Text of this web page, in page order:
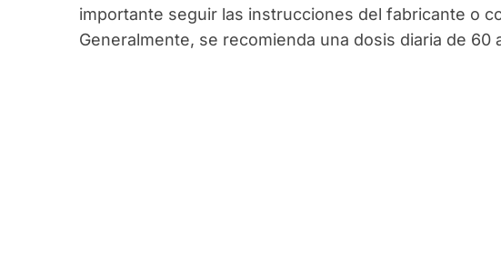
importante seguir las instrucciones del fabricante o
Generalmente, se recomienda una dosis diaria de 60